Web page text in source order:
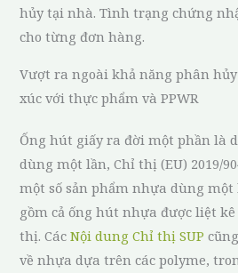
hủy tại nhà. Tình trạng chứng
cho từng đơn hàng.
Vượt ra ngoài khả năng phân hủy
xúc với thực phẩm và PPWR
Ống hút giấy ra đời một phần là
dùng một lần, Chỉ thị (EU) 2019/
một số sản phẩm nhựa dùng
gồm cả ống hút nhựa được liệt
thị. CácNội dung Chỉ thị SUP
về nhựa dựa trên các polyme,